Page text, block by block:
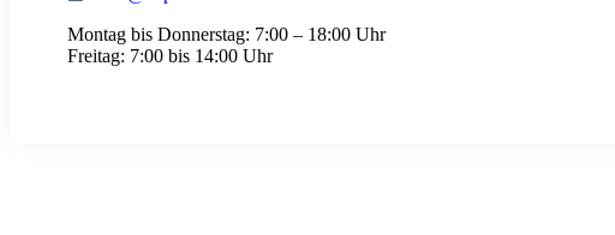
Montag bis Donnerstag: 7:00 – 18:00 Uhr
Freitag: 7:00 bis 14:00 Uhr